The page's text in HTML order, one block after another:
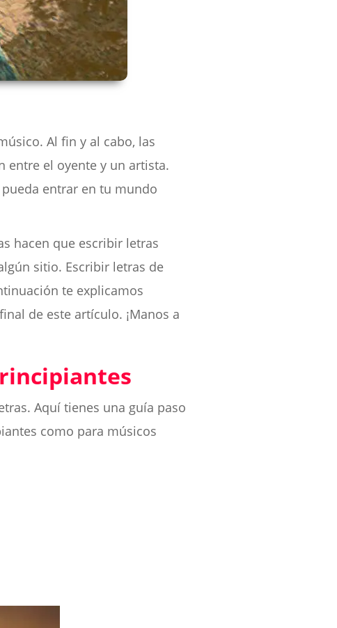
Al fin y al cabo, las
entre el oyente y un artista.
entrar en tu mundo
hacen que escribir letras
sitio. Escribir letras de
te explicamos
de este artículo. ¡Manos a
Aquí tienes una guía paso
como para músicos